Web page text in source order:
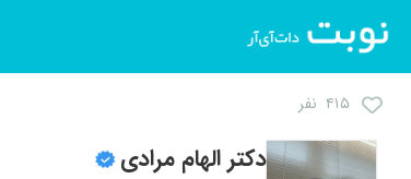
۴۱۵ نفر
دکتر الهام مرادی